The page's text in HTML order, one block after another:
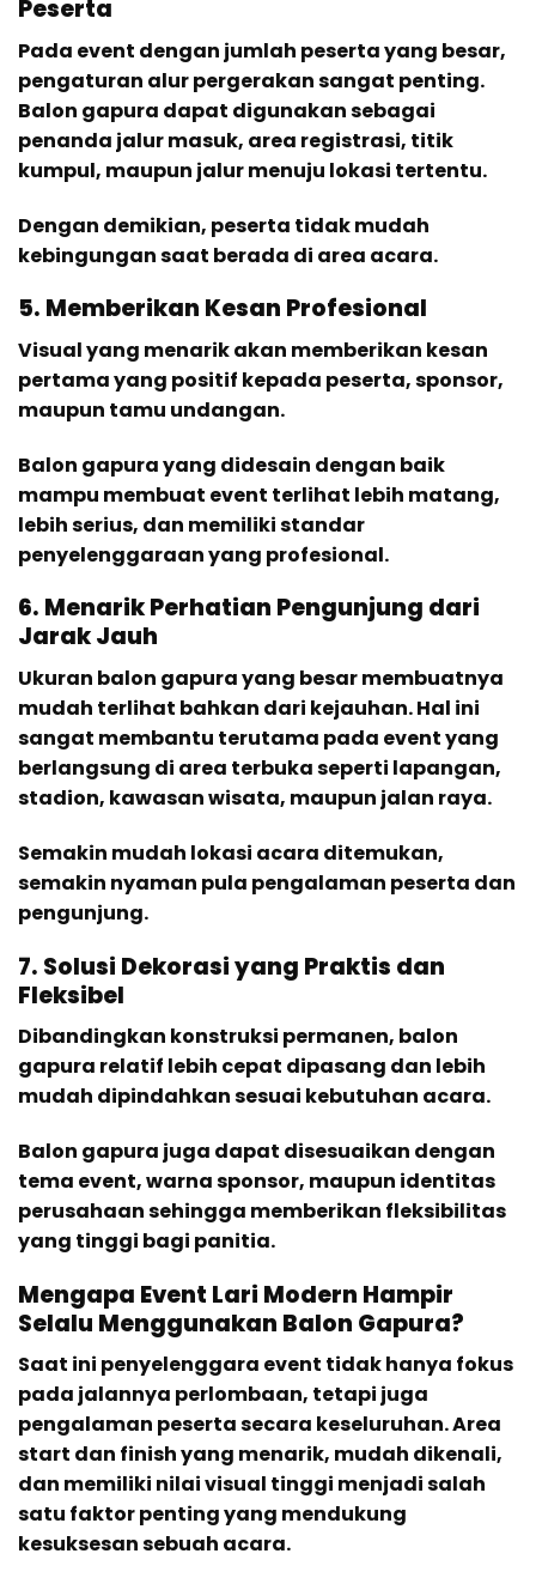
Peserta
Pada event dengan jumlah peserta yang besar,
pengaturan alur pergerakan sangat penting.
Balon gapura dapat digunakan sebagai
penanda jalur masuk, area registrasi, titik
kumpul, maupun jalur menuju lokasi tertentu.
Dengan demikian, peserta tidak mudah
kebingungan saat berada di area acara.
5. Memberikan Kesan Profesional
Visual yang menarik akan memberikan kesan
pertama yang positif kepada peserta, sponsor,
maupun tamu undangan.
Balon gapura yang didesain dengan baik
mampu membuat event terlihat lebih matang,
lebih serius, dan memiliki standar
penyelenggaraan yang profesional.
6. Menarik Perhatian Pengunjung dari
Jarak Jauh
Ukuran balon gapura yang besar membuatnya
mudah terlihat bahkan dari kejauhan. Hal ini
sangat membantu terutama pada event yang
berlangsung di area terbuka seperti lapangan,
stadion, kawasan wisata, maupun jalan raya.
Semakin mudah lokasi acara ditemukan,
semakin nyaman pula pengalaman peserta dan
pengunjung.
7. Solusi Dekorasi yang Praktis dan
Fleksibel
Dibandingkan konstruksi permanen, balon
gapura relatif lebih cepat dipasang dan lebih
mudah dipindahkan sesuai kebutuhan acara.
Balon gapura juga dapat disesuaikan dengan
tema event, warna sponsor, maupun identitas
perusahaan sehingga memberikan fleksibilitas
yang tinggi bagi panitia.
Mengapa Event Lari Modern Hampir
Selalu Menggunakan Balon Gapura?
Saat ini penyelenggara event tidak hanya fokus
pada jalannya perlombaan, tetapi juga
pengalaman peserta secara keseluruhan. Area
start dan finish yang menarik, mudah dikenali,
dan memiliki nilai visual tinggi menjadi salah
satu faktor penting yang mendukung
kesuksesan sebuah acara.